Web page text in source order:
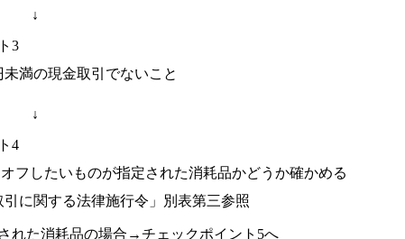
↓
3
未満の現金取引でないこと
↓
4
フしたいものが指定された消耗品かどうか確かめる
引に関する法律施行令」別表第三参照
れた消耗品の場合→チェックポイント5へ